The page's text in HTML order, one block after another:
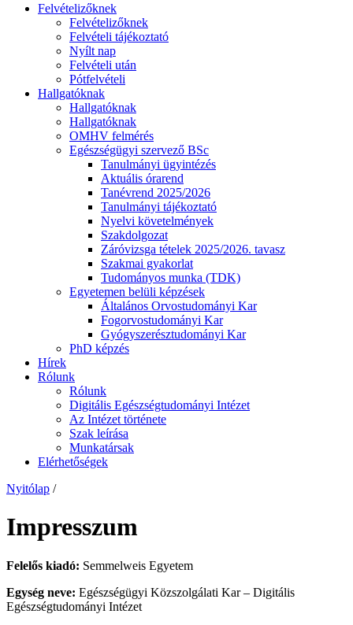
Felvételizőknek
Felvételizőknek
Felvételi tájékoztató
Nyílt nap
Felvételi után
Pótfelvételi
Hallgatóknak
Hallgatóknak
Hallgatóknak
OMHV felmérés
Egészségügyi szervező BSc
Tanulmányi ügyintézés
Aktuális órarend
Tanévrend 2025/2026
Tanulmányi tájékoztató
Nyelvi követelmények
Szakdolgozat
Záróvizsga tételek 2025/2026. tavasz
Szakmai gyakorlat
Tudományos munka (TDK)
Egyetemen belüli képzések
Általános Orvostudományi Kar
Fogorvostudományi Kar
Gyógyszerésztudományi Kar
PhD képzés
Hírek
Rólunk
Rólunk
Digitális Egészségtudományi Intézet
Az Intézet története
Szak leírása
Munkatársak
Elérhetőségek
Nyitólap /
Impresszum
Felelős kiadó: Semmelweis Egyetem
Egység neve: Egészségügyi Közszolgálati Kar – Digitális
Egészségtudományi Intézet